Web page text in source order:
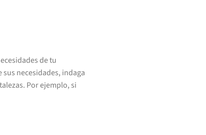
de tu
necesidades, indaga
Por ejemplo, si